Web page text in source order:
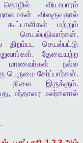
தொழில்
வியாபாரம்
விலகுவதால்
கூட்டாளிகள்
மற்றும்
செயல்படுவார்கள்.
திறம்பட
செயல்பட்டு
.தேவையற்ற
மாணவர்கள்
நல்ல
பெருமை சேர்ப்பார்கள்.
நிலை இருக்கும்.
, மந்தாரை மலர்களால்